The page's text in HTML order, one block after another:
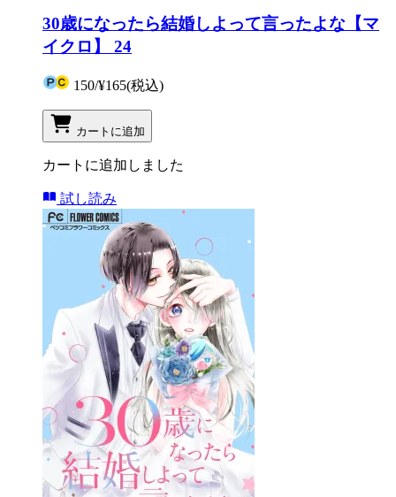
30歳になったら結婚しよって言ったよな【マ
イクロ】 24
150/¥165(税込)
カートに追加
カートに追加しました
試し読み